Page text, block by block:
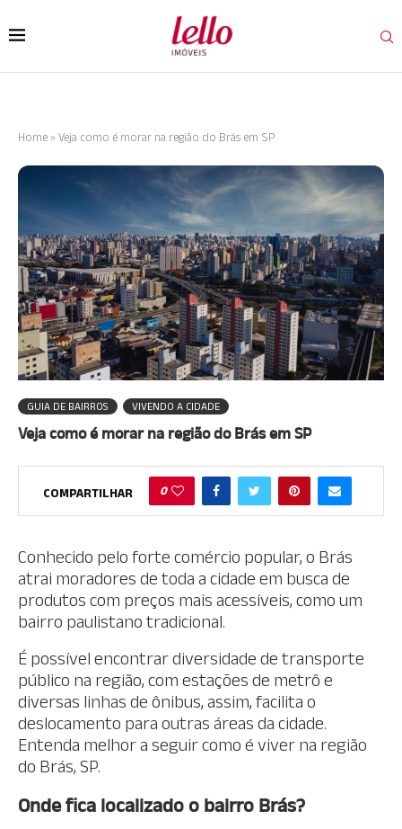
Home » Veja como é morar na região do Brás em SP
GUIA DE BAIRROS VIVENDO A CIDADE
Veja como é morar na região do Brás em SP
COMPARTILHAR 0
Conhecido pelo forte comércio popular, o Brás
atrai moradores de toda a cidade em busca de
produtos com preços mais acessíveis, como um
bairro paulistano tradicional.
É possível encontrar diversidade de transporte
público na região, com estações de metrô e
diversas linhas de ônibus, assim, facilita o
deslocamento para outras áreas da cidade.
Entenda melhor a seguir como é viver na região
do Brás, SP.
Onde fica localizado o bairro Brás?